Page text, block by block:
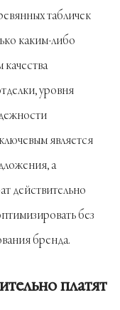
табличек
каким-либо
уровня
является
а
действительно
без
бренда.
платят